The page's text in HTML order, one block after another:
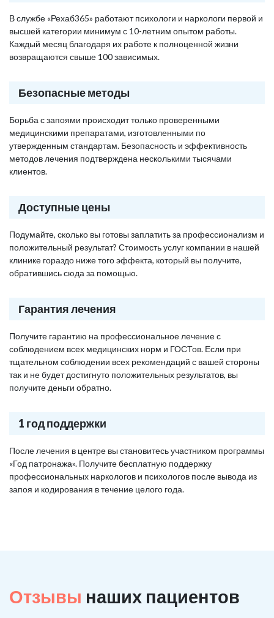
В службе «Рехаб365» работают психологи и наркологи первой и
высшей категории минимум с 10-летним опытом работы.
Каждый месяц благодаря их работе к полноценной жизни
возвращаются свыше 100 зависимых.
Безопасные методы
Борьба с запоями происходит только проверенными
медицинскими препаратами, изготовленными по
утвержденным стандартам. Безопасность и эффективность
методов лечения подтверждена несколькими тысячами
клиентов.
Доступные цены
Подумайте, сколько вы готовы заплатить за профессионализм и
положительный результат? Стоимость услуг компании в нашей
клинике гораздо ниже того эффекта, который вы получите,
обратившись сюда за помощью.
Гарантия лечения
Получите гарантию на профессиональное лечение с
соблюдением всех медицинских норм и ГОСТов. Если при
тщательном соблюдении всех рекомендаций с вашей стороны
так и не будет достигнуто положительных результатов, вы
получите деньги обратно.
1 год поддержки
После лечения в центре вы становитесь участником программы
«Год патронажа». Получите бесплатную поддержку
профессиональных наркологов и психологов после вывода из
запоя и кодирования в течение целого года.
Отзывы наших пациентов